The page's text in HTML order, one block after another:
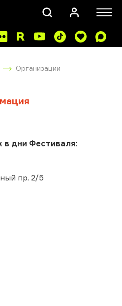
Организации
в дни Фестиваля:
пр. 2/5